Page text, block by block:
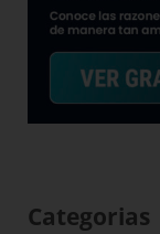
Categorias